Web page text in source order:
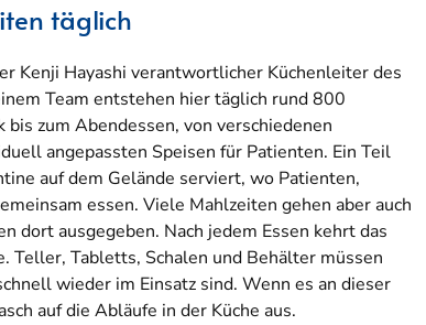
täglich
Kenji Hayashi verantwortlicher Küchenleiter des
Team entstehen hier täglich rund 800
bis zum Abendessen, von verschiedenen
angepassten Speisen für Patienten. Ein Teil
auf dem Gelände serviert, wo Patienten,
essen. Viele Mahlzeiten gehen aber auch
dort ausgegeben. Nach jedem Essen kehrt das
Teller, Tabletts, Schalen und Behälter müssen
wieder im Einsatz sind. Wenn es an dieser
auf die Abläufe in der Küche aus.